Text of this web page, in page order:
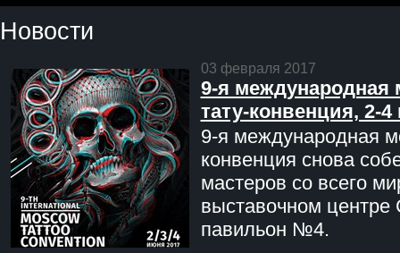
Новости
03 февраля 2017
9-я международная
тату-конвенция, 2-
9-я международная
конвенция снова
мастеров со всего
выставочном центре
павильон №4.